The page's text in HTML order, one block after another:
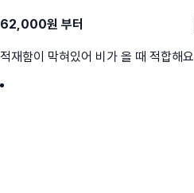
62,000원 부터
적재함이 막혀있어 비가 올 때 적합해요